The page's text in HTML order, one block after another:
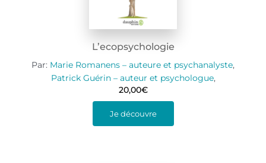
L’ecopsychologie
Par: Marie Romanens – auteure et psychanalyste,
Patrick Guérin – auteur et psychologue,
20,00€
Je découvre